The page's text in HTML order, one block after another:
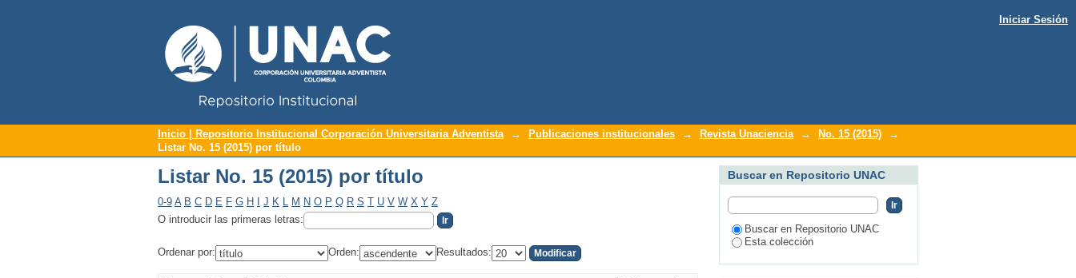
Listar No. 15 (2015) por título
Iniciar Sesión
Inicio | Repositorio Institucional Corporación Universitaria Adventista → Publicaciones institucionales → Revista Unaciencia → No. 15 (2015)
→
Listar No. 15 (2015) por título
Listar No. 15 (2015) por título
0-9 A B C D E F G H J K L M N O P Q R S T U V W X Y Z
O introducir las primeras letras:
Ordenar por: Orden: Resultados:
Buscar en Repositorio UNAC
Buscar en Repositorio UNAC
Esta colección